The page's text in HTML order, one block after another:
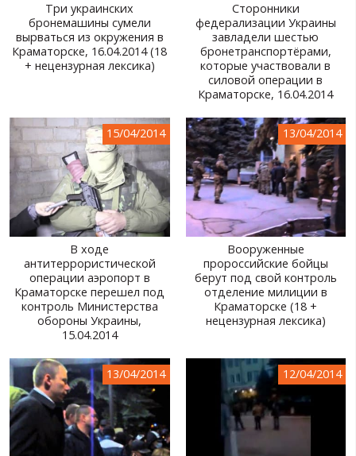
ХРОНОЛОГИЯ ЄВРОМАЙДАНА
УСЛУГИ
Три украинских
бронемашины сумели
вырваться из окружения в
Краматорске, 16.04.2014 (18
+ нецензурная лексика)
Сторонники
федерализации Украины
завладели шестью
бронетранспортёрами,
которые участвовали в
силовой операции в
Краматорске, 16.04.2014
15/04/2014
В ходе
антитеррористической
операции аэропорт в
Краматорске перешел под
контроль Министерства
обороны Украины,
15.04.2014
13/04/2014
Вооруженные
пророссийские бойцы
берут под свой контроль
отделение милиции в
Краматорске (18 +
нецензурная лексика)
13/04/2014 12/04/2014